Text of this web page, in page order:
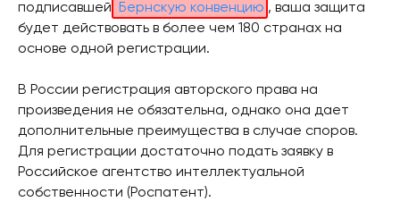
подписавшей
Бернскую конвенцию , ваша защита
будет действовать в более чем 180 странах на
основе одной регистрации.
В России регистрация авторского права на
произведения не обязательна, однако она дает
дополнительные преимущества в случае споров.
Для регистрации достаточно подать заявку в
Российское агентство интеллектуальной
собственности (Роспатент).